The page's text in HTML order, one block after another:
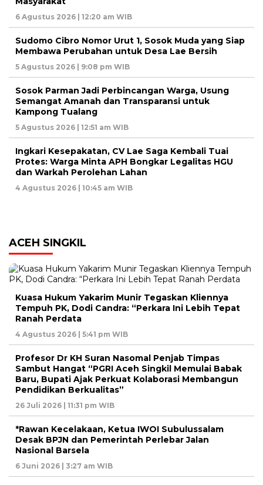
6 Agustus 2026 | 12:20 am WIB
Sudomo Cibro Nomor Urut 1, Sosok Muda yang Siap
Membawa Perubahan untuk Desa Lae Bersih
5 Agustus 2026 | 9:08 pm WIB
Sosok Parman Jadi Perbincangan Warga, Usung
Semangat Amanah dan Transparansi untuk
Kampong Tualang
5 Agustus 2026 | 12:51 am WIB
Ingkari Kesepakatan, CV Lae Saga Kembali Tuai
Protes: Warga Minta APH Bongkar Legalitas HGU
dan Warkah Perolehan Lahan
4 Agustus 2026 | 10:45 am WIB
ACEH SINGKIL
Kuasa Hukum Yakarim Munir Tegaskan Kliennya
Tempuh PK, Dodi Candra: “Perkara Ini Lebih Tepat
Ranah Perdata
4 Agustus 2026 | 5:41 pm WIB
Profesor Dr KH Suran Nasomal Penjab Timpas
Sambut Hangat “PGRI Aceh Singkil Memulai Babak
Baru, Bupati Ajak Perkuat Kolaborasi Membangun
Pendidikan Berkualitas”
26 Juli 2026 | 11:31 pm WIB
*Rawan Kecelakaan, Ketua IWOI Subulussalam
Desak BPJN dan Pemerintah Perlebar Jalan
Nasional Barsela
6 Juni 2026 | 3:27 am WIB